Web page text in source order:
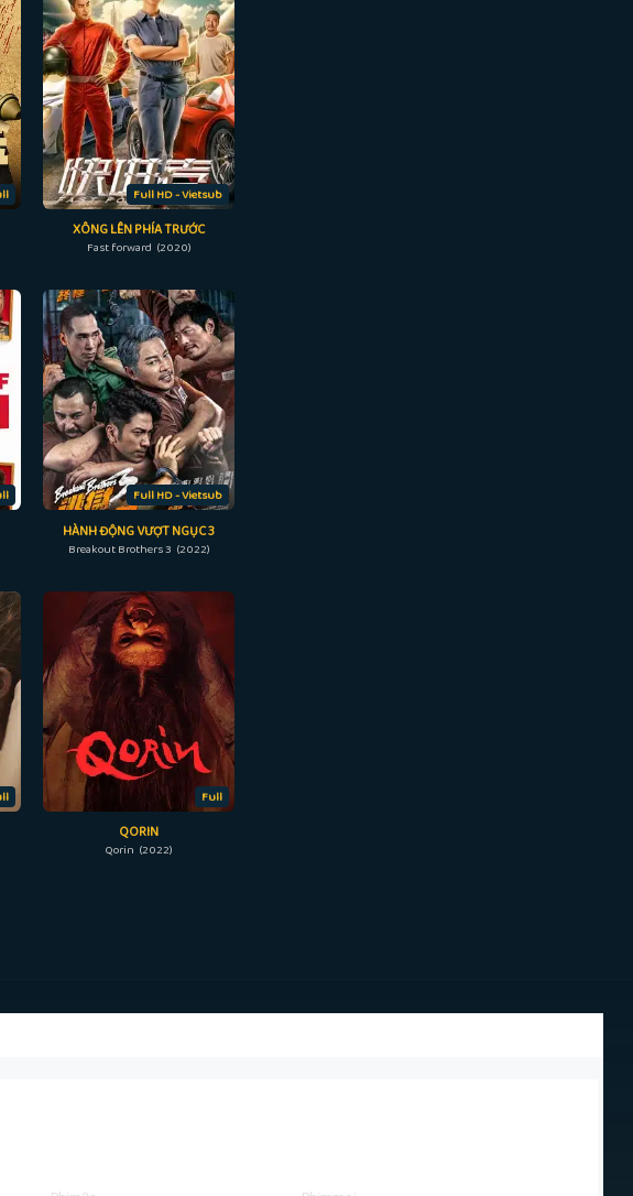
Full HD - Vietsub
XÔNG LÊN PHÍA TRƯỚC
Fast forward (2020)
Full HD - Vietsub
HÀNH ĐỘNG VƯỢT NGỤC 3
Breakout Brothers 3 (2022)
Full
QORIN
Qorin (2022)